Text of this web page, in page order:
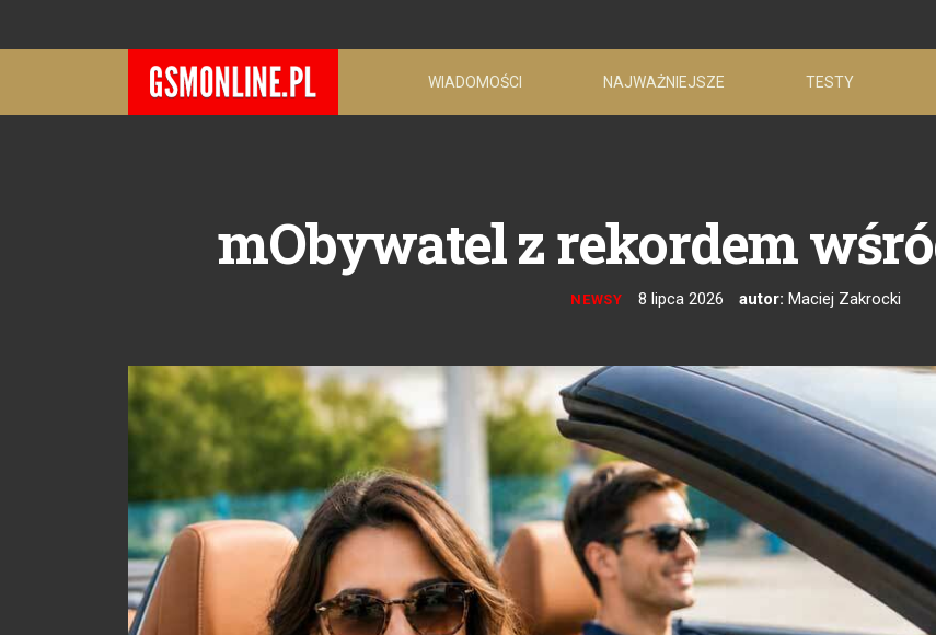
WIADOMOŚCI NAJWAŻNIEJSZE TESTY
mObywatel z rekordem
NEWSY 8 lipca 2026 autor: Maciej Zakrocki